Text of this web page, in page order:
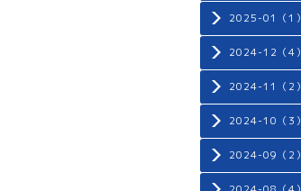
2025-01（1）
2024-12（4）
2024-11（2）
2024-10（3）
2024-09（2）